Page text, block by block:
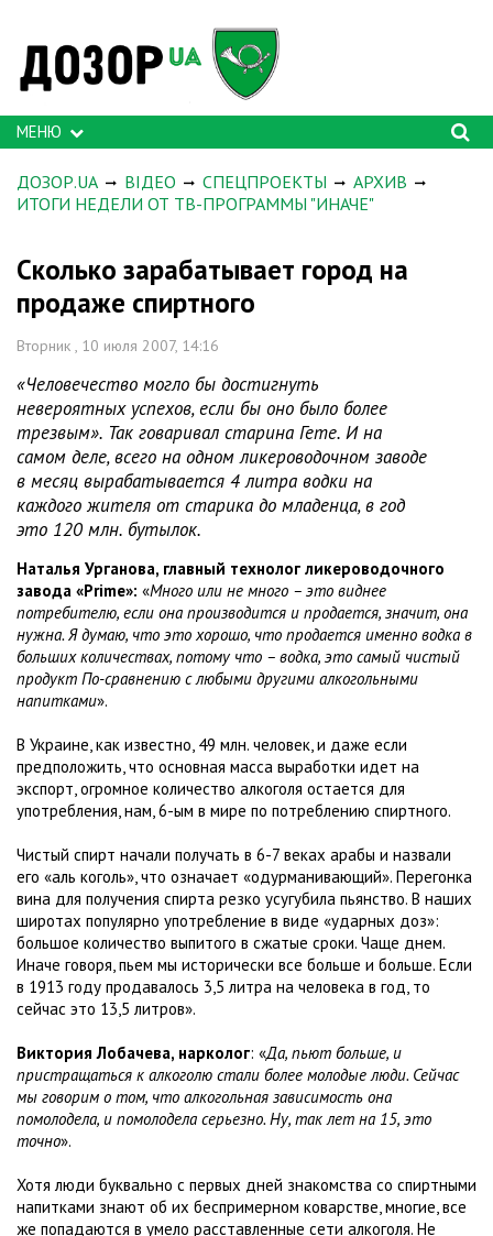
МЕНЮ
ДОЗОР.UA ВІДЕО СПЕЦПРОЕКТЫ
АРХИВ
ИТОГИ НЕДЕЛИ ОТ ТВ-ПРОГРАММЫ "ИНАЧЕ"
Сколько зарабатывает город на
продаже спиртного
Вторник , 10 июля 2007, 14:16
«Человечество могло бы достигнуть
невероятных успехов, если бы оно было более
трезвым». Так говаривал старина Гете. И на
самом деле, всего на одном ликероводочном заводе
в месяц вырабатывается 4 литра водки на
каждого жителя от старика до младенца, в год
это 120 млн. бутылок.
Наталья Урганова, главный технолог ликероводочного
завода «Prime»: «Много или не много – это виднее
потребителю, если она производится и продается, значит, она
нужна. Я думаю, что это хорошо, что продается именно водка в
больших количествах, потому что – водка, это самый чистый
продукт По-сравнению с любыми другими алкогольными
напитками».
В Украине, как известно, 49 млн. человек, и даже если
предположить, что основная масса выработки идет на
экспорт, огромное количество алкоголя остается для
употребления, нам, 6-ым в мире по потреблению спиртного.
Чистый спирт начали получать в 6-7 веках арабы и назвали
его «аль коголь», что означает «одурманивающий». Перегонка
вина для получения спирта резко усугубила пьянство. В наших
широтах популярно употребление в виде «ударных доз»:
большое количество выпитого в сжатые сроки. Чаще днем.
Иначе говоря, пьем мы исторически все больше и больше. Если
в 1913 году продавалось 3,5 литра на человека в год, то
сейчас это 13,5 литров».
Виктория Лобачева, нарколог: «Да, пьют больше, и
пристращаться к алкоголю стали более молодые люди. Сейчас
мы говорим о том, что алкогольная зависимость она
помолодела, и помолодела серьезно. Ну, так лет на 15, это
точно».
Хотя люди буквально с первых дней знакомства со спиртными
напитками знают об их беспримерном коварстве, многие, все
же попадаются в умело расставленные сети алкоголя. Не